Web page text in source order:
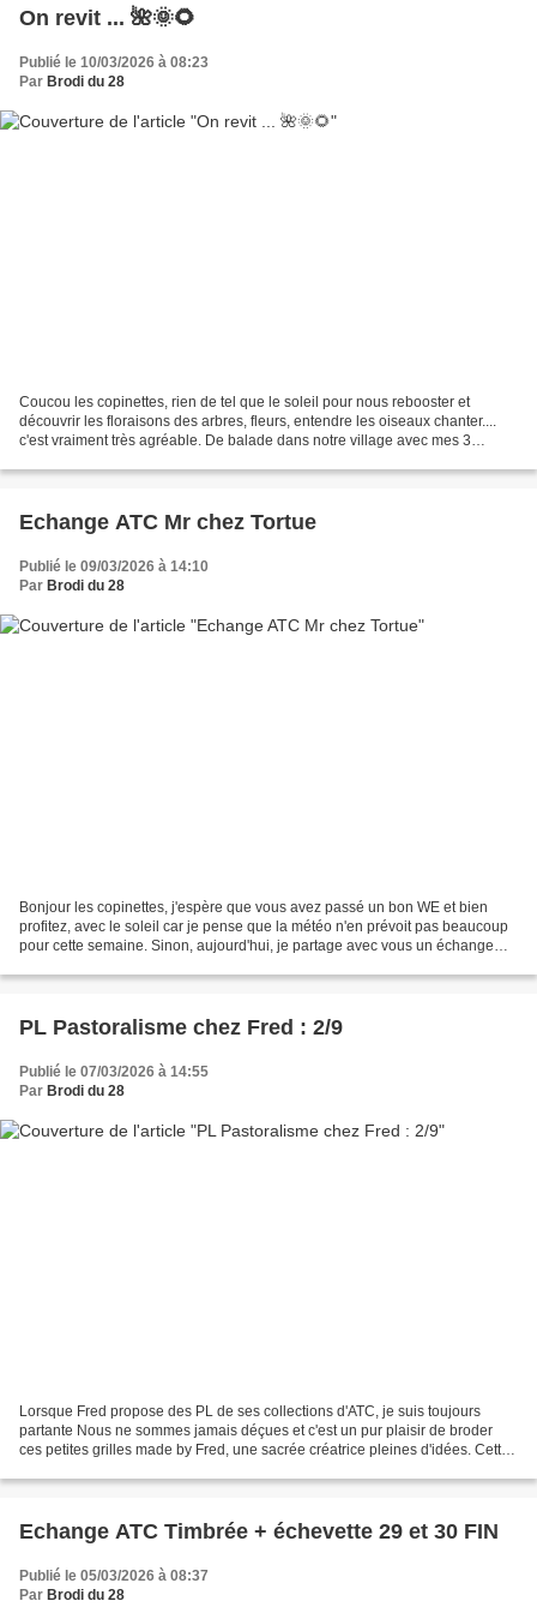
On revit ... 🌺🌞🌻
Publié le 10/03/2026 à 08:23
Par Brodi du 28
Coucou les copinettes, rien de tel que le soleil pour nous rebooster et
découvrir les floraisons des arbres, fleurs, entendre les oiseaux chanter....
c'est vraiment très agréable. De balade dans notre village avec mes 3
Echange ATC Mr chez Tortue
Publié le 09/03/2026 à 14:10
Par Brodi du 28
Bonjour les copinettes, j'espère que vous avez passé un bon WE et bien
profitez, avec le soleil car je pense que la météo n'en prévoit pas beaucoup
pour cette semaine. Sinon, aujourd'hui, je partage avec vous un échange
PL Pastoralisme chez Fred : 2/9
Publié le 07/03/2026 à 14:55
Par Brodi du 28
Lorsque Fred propose des PL de ses collections d'ATC, je suis toujours
partante Nous ne sommes jamais déçues et c'est un pur plaisir de broder
ces petites grilles made by Fred, une sacrée créatrice pleines d'idées. Cette
Echange ATC Timbrée + échevette 29 et 30 FIN
Publié le 05/03/2026 à 08:37
Par Brodi du 28